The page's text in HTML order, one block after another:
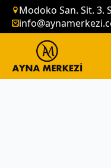
Modoko San. Sit. 3.